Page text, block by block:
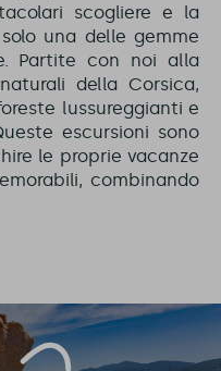
scogliere e la
una delle gemme
Partite con noi alla
della Corsica,
lussureggianti e
escursioni sono
le proprie vacanze
combinando